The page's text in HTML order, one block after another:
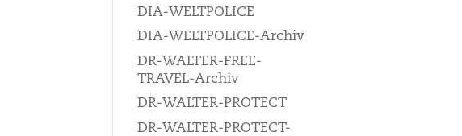
DIA-WELTPOLICE
DIA-WELTPOLICE-Archiv
DR-WALTER-FREE-
TRAVEL-Archiv
DR-WALTER-PROTECT
DR-WALTER-PROTECT-